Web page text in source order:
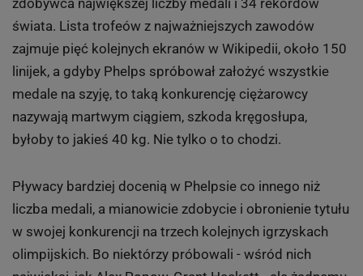
Phelps pobił w Londynie kilka kolejnych rekordów, w
tym ten najważniejszy - rekord wszech czasów w liczbę
medali olimpijskich. Po wyścigu sztafet ogłosił koniec
kariery.
Tak pisaliśmy o tym wydarzeniu na Sport.pl:
kolejnych igrzyskach, zapisał się w historii jako
zdobywca największej liczby medali i 34 rekordów
świata. Lista trofeów z najważniejszych zawodów
zajmuje pięć kolejnych ekranów w Wikipedii, około 150